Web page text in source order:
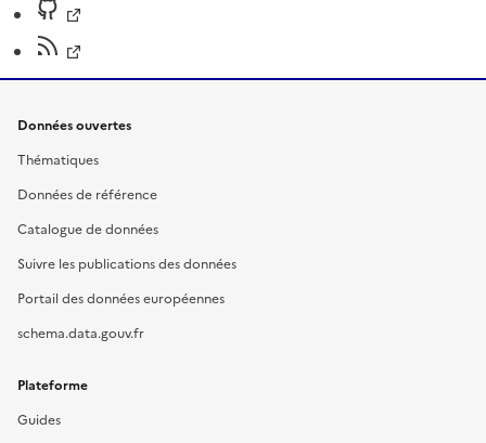
Données ouvertes
Thématiques
Données de référence
Catalogue de données
Suivre les publications des données
Portail des données européennes
schema.data.gouv.fr
Plateforme
Guides